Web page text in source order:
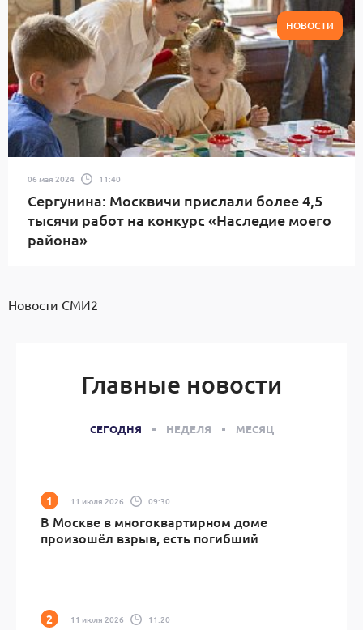
НОВОСТИ
06 мая 2024 11:40
Сергунина: Москвичи прислали более 4,5
тысячи работ на конкурс «Наследие моего
района»
Новости СМИ2
Главные новости
СЕГОДНЯ НЕДЕЛЯ МЕСЯЦ
11 июля 2026 09:30
В Москве в многоквартирном доме
произошёл взрыв, есть погибший
11 июля 2026 11:20